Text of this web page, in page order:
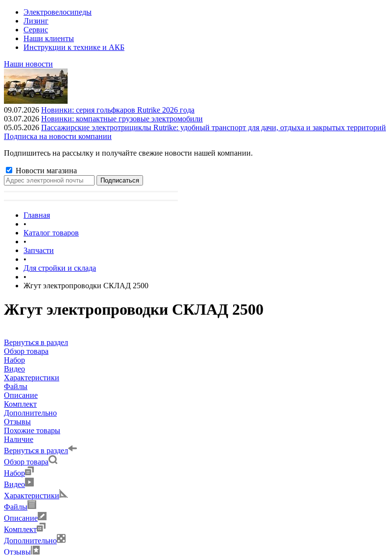
Электровелосипеды
Лизинг
Сервис
Наши клиенты
Инструкции к технике и АКБ
Наши новости
09.07.2026 Новинки: серия гольфкаров Rutrike 2026 года
03.07.2026 Новинки: компактные грузовые электромобили
05.05.2026 Пассажирские электротрициклы Rutrike: удобный транспорт для дачи, отдыха и закрытых территорий
Подписка на новости компании
Подпишитесь на рассылку и получайте свежие новости нашей компании.
Новости магазина
Главная
•
Каталог товаров
•
Запчасти
•
Для стройки и склада
•
Жгут электропроводки СКЛАД 2500
Жгут электропроводки СКЛАД 2500
Вернуться в раздел
Обзор товара
Набор
Видео
Характеристики
Файлы
Описание
Комплект
Дополнительно
Отзывы
Похожие товары
Наличие
Вернуться в раздел
Обзор товара
Набор
Видео
Характеристики
Файлы
Описание
Комплект
Дополнительно
Отзывы